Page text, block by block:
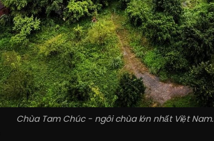
Chùa Tam Chúc - ngôi chùa lớn nhất Việt Nam.